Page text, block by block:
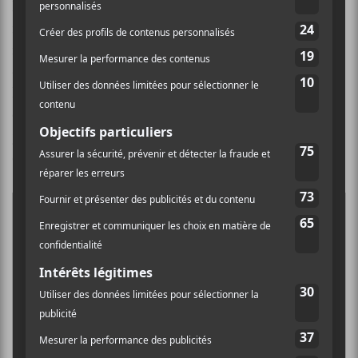
hasard, qu’il y avait tellement d’alignements et de
moments qui m’ont fait comprendre que c’était le
moment idéal. Et parfois, les choses du passé ont plus
de sens dans le présent qu’elles n’en avaient à l’époque.
Et donc cette chanson, je pense que la nature, la
célébration, le sentiment, surtout avec la vidéo, la
joie, la danse, le lâcher-prise, c’est ce dont cette
chanson a toujours eu besoin. »